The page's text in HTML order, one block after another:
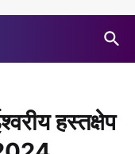
हस्तक्षेप